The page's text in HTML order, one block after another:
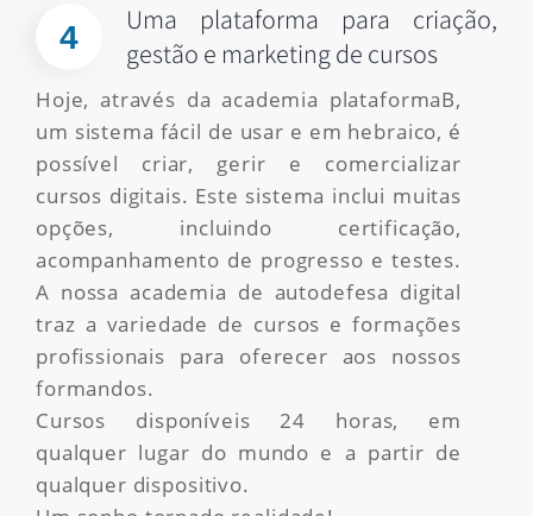
4
Uma plataforma para criação,
gestão e marketing de cursos
Hoje, através da academia plataformaB,
um sistema fácil de usar e em hebraico, é
possível criar, gerir e comercializar
cursos digitais. Este sistema inclui muitas
opções, incluindo certificação,
acompanhamento de progresso e testes.
A nossa academia de autodefesa digital
traz a variedade de cursos e formações
profissionais para oferecer aos nossos
formandos.
Cursos disponíveis 24 horas, em
qualquer lugar do mundo e a partir de
qualquer dispositivo.